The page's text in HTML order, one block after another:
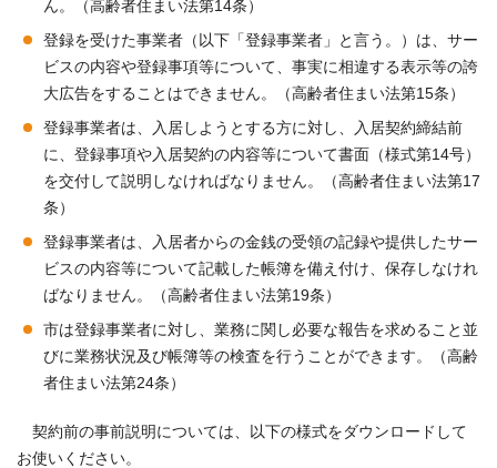
ん。（高齢者住まい法第14条）
登録を受けた事業者（以下「登録事業者」と言う。）は、サー
ビスの内容や登録事項等について、事実に相違する表示等の誇
大広告をすることはできません。（高齢者住まい法第15条）
登録事業者は、入居しようとする方に対し、入居契約締結前
に、登録事項や入居契約の内容等について書面（様式第14号）
を交付して説明しなければなりません。（高齢者住まい法第17
条）
登録事業者は、入居者からの金銭の受領の記録や提供したサー
ビスの内容等について記載した帳簿を備え付け、保存しなけれ
ばなりません。（高齢者住まい法第19条）
市は登録事業者に対し、業務に関し必要な報告を求めること並
びに業務状況及び帳簿等の検査を行うことができます。（高齢
者住まい法第24条）
契約前の事前説明については、以下の様式をダウンロードして
お使いください。